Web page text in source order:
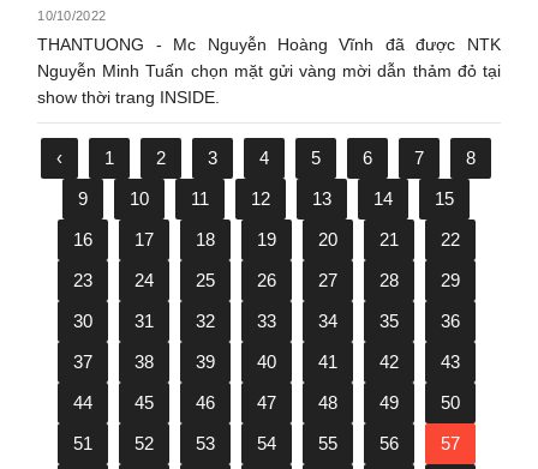
10/10/2022
THANTUONG - Mc Nguyễn Hoàng Vĩnh đã được NTK
Nguyễn Minh Tuấn chọn mặt gửi vàng mời dẫn thảm đỏ tại
show thời trang INSIDE.
‹ 1 2 3 4 5 6 7
8
9
10 11 12 13 14
15
16
17 18 19 20 21
22
23
24 25 26 27 28
29
30
31 32 33 34 35
36
37
38 39 40 41 42
43
44
45 46 47 48 49
50
51
52 53 54 55 56
57